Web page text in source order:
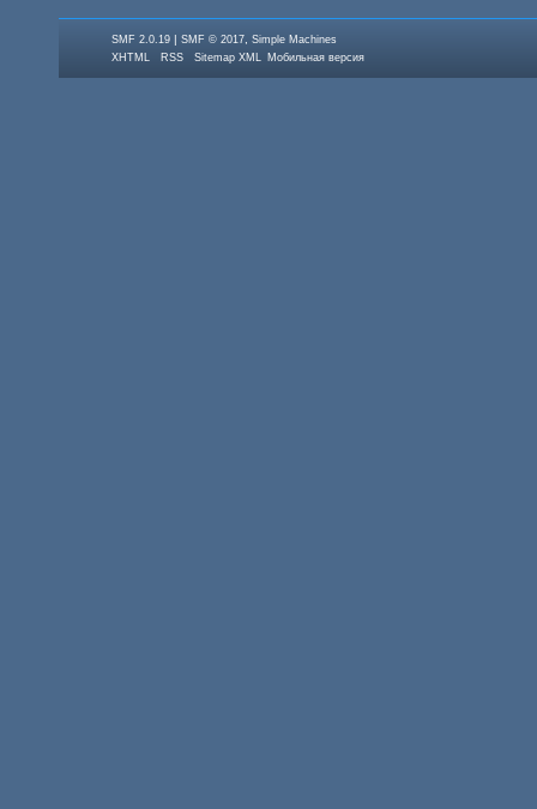
SMF 2.0.19 |SMF © 2017 ,Simple Machines
XHTML
RSS Sitemap XML Мобильная версия